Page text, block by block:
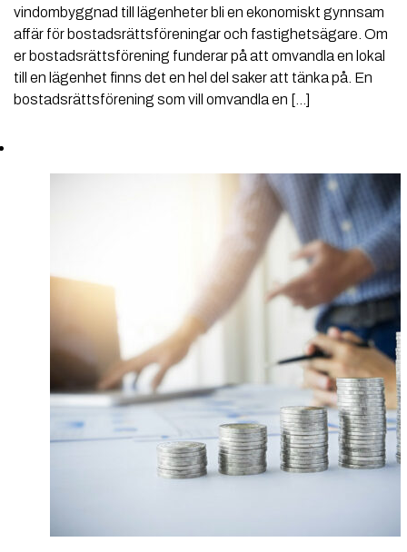
vindombyggnad till lägenheter bli en ekonomiskt gynnsam
affär för bostadsrättsföreningar och fastighetsägare. Om
er bostadsrättsförening funderar på att omvandla en lokal
till en lägenhet finns det en hel del saker att tänka på. En
bostadsrättsförening som vill omvandla en […]